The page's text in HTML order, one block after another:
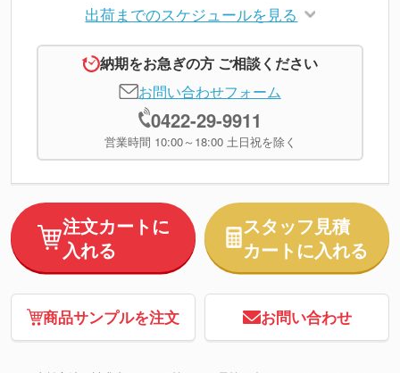
出荷までのスケジュールを見る
納期をお急ぎの方 ご相談ください
お問い合わせフォーム
0422-29-9911
営業時間 10:00～18:00 土日祝を除く
注文カートに
入れる
スタッフ見積
カートに入れる
商品サンプルを注文 お問い合わせ